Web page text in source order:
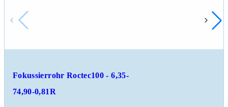
Fokussierrohr Roctec100 - 6,35-
74,90-0,81R